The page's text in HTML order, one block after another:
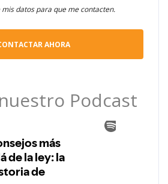
datos para que me contacten.
Podcast